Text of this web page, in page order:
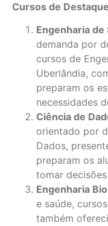
Cursos de Destaque
Engenharia
demanda por
cursos de
Uberlândia,
preparam os
necessidades
Ciência de
orientado por
Dados,
preparam os
tomar
Engenharia
e saúde,
também